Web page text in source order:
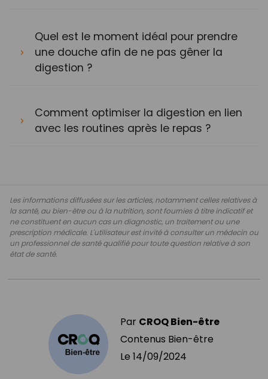
Quel est le moment idéal pour prendre
une douche afin de ne pas gêner la
digestion ?
Comment optimiser la digestion en lien
avec les routines après le repas ?
Les informations diffusées sur les articles, notamment celles relatives à
la santé, au bien-être ou à la nutrition, sont fournies à titre indicatif et
ne constituent en aucun cas un diagnostic, un traitement ou une
prescription médicale. L'utilisateur est invité à consulter un médecin ou
un professionnel de santé qualifié pour toute question relative à son
état de santé.
Par CROQ Bien-être
Contenus Bien-être
Le 14/09/2024